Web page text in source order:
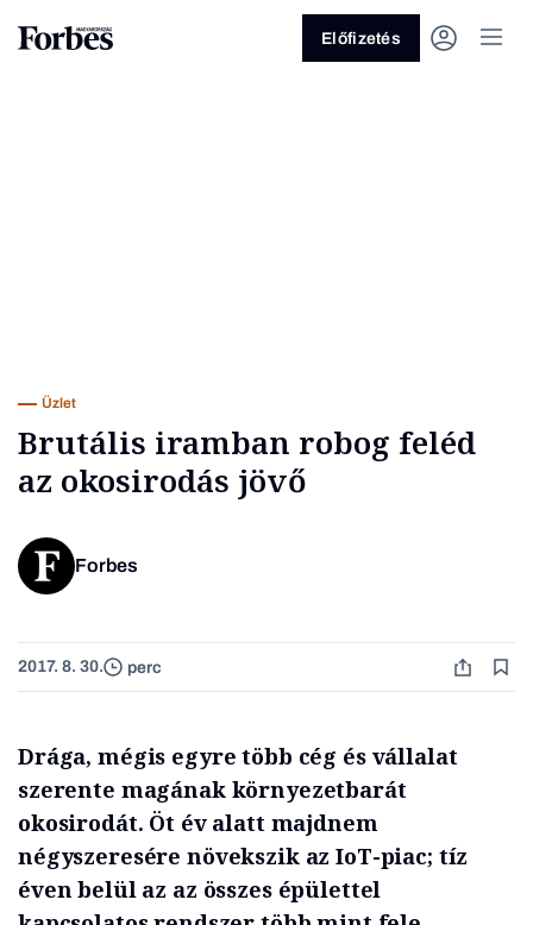
Előfizetés
Üzlet
Brutális iramban robog feléd
az okosirodás jövő
Forbes
2017. 8. 30. perc
Drága, mégis egyre több cég és vállalat
szerente magának környezetbarát
okosirodát. Öt év alatt majdnem
négyszeresére növekszik az IoT-piac; tíz
éven belül az az összes épülettel